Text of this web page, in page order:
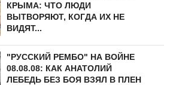
КРЫМА: ЧТО ЛЮДИ
ВЫТВОРЯЮТ, КОГДА ИХ НЕ
ВИДЯТ...
"РУССКИЙ РЕМБО" НА ВОЙНЕ
08.08.08: КАК АНАТОЛИЙ
ЛЕБЕДЬ БЕЗ БОЯ ВЗЯЛ В ПЛЕН